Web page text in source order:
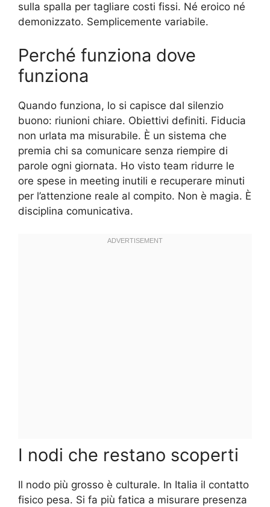
sulla spalla per tagliare costi fissi. Né eroico né
demonizzato. Semplicemente variabile.
Perché funziona dove
funziona
Quando funziona, lo si capisce dal silenzio
buono: riunioni chiare. Obiettivi definiti. Fiducia
non urlata ma misurabile. È un sistema che
premia chi sa comunicare senza riempire di
parole ogni giornata. Ho visto team ridurre le
ore spese in meeting inutili e recuperare minuti
per l’attenzione reale al compito. Non è magia. È
disciplina comunicativa.
I nodi che restano scoperti
Il nodo più grosso è culturale. In Italia il contatto
fisico pesa. Si fa più fatica a misurare presenza